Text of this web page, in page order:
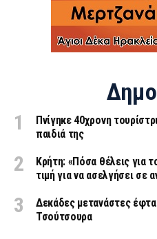
Πνίγηκε 40χρονη
παιδιά της
Κρήτη: «Πόσα θέλεις για
τιμή για να ασελγήσει σε
Δεκάδες μετανάστες
Τσούτσουρα